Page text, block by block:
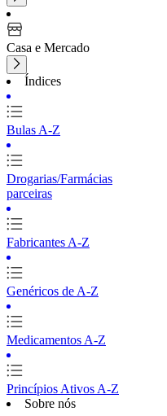
Casa e Mercado
Índices
Bulas A-Z
Drogarias/Farmácias
parceiras
Fabricantes A-Z
Genéricos de A-Z
Medicamentos A-Z
Princípios Ativos A-Z
Sobre nós